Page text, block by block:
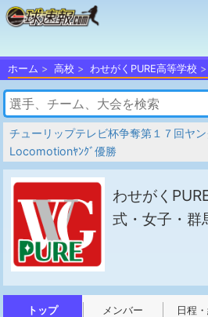
ホーム 高校 わせがくPURE高等学校
チューリップテレビ杯争奪第１７回ヤ
Locomotionﾔﾝｸﾞ優勝
わせがく
式・女子・群
トップ メンバー 日程